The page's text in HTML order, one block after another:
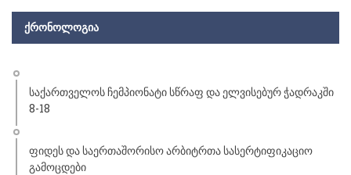
ᲥᲠᲝᲜᲝᲚᲝᲒᲘᲐ
საქართველოს ჩემპიონატი სწრაფ და ელვისებურ ჭადრაკში
8-18
ფიდეს და საერთაშორისო არბიტრთა სასერტიფიკაციო
გამოცდები